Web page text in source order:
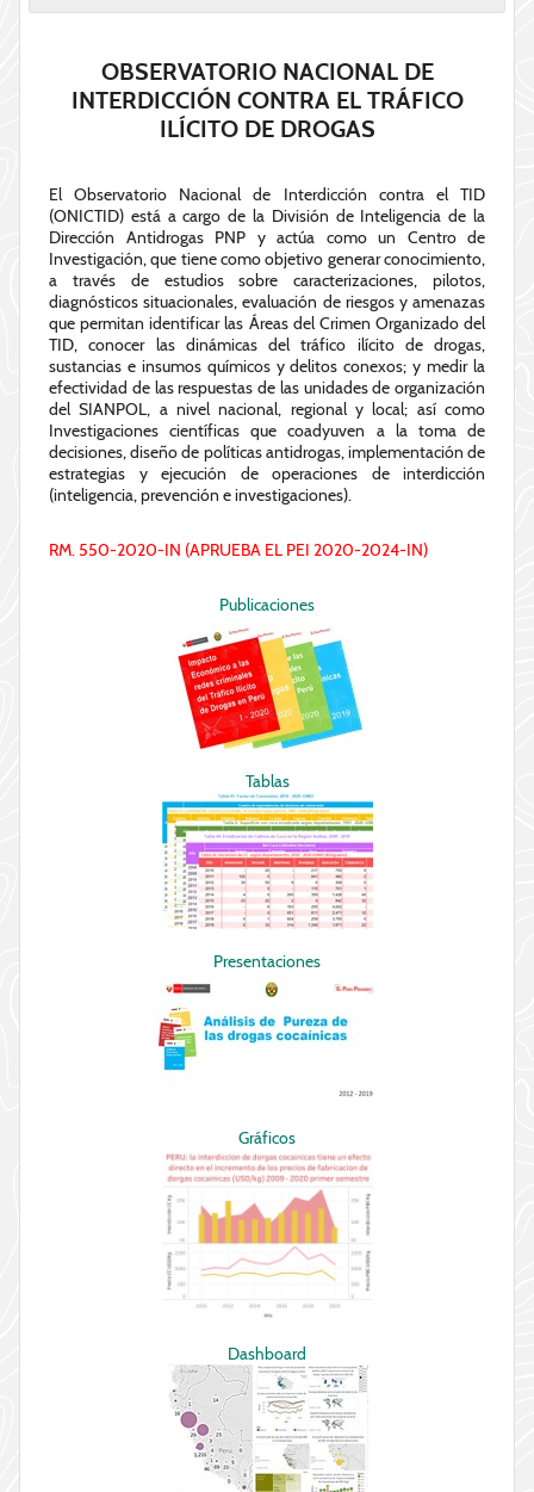
OBSERVATORIO NACIONAL DE
INTERDICCIÓN CONTRA EL TRÁFICO
ILÍCITO DE DROGAS
El Observatorio Nacional de Interdicción contra el TID
(ONICTID) está a cargo de la División de Inteligencia de la
Dirección Antidrogas PNP y actúa como un Centro de
Investigación, que tiene como objetivo generar conocimiento,
a través de estudios sobre caracterizaciones, pilotos,
diagnósticos situacionales, evaluación de riesgos y amenazas
que permitan identificar las Áreas del Crimen Organizado del
TID, conocer las dinámicas del tráfico ilícito de drogas,
sustancias e insumos químicos y delitos conexos; y medir la
efectividad de las respuestas de las unidades de organización
del SIANPOL, a nivel nacional, regional y local; así como
Investigaciones científicas que coadyuven a la toma de
decisiones, diseño de políticas antidrogas, implementación de
estrategias y ejecución de operaciones de interdicción
(inteligencia, prevención e investigaciones).
RM. 550-2020-IN (APRUEBA EL PEI 2020-2024-IN)
Publicaciones
Tablas
Presentaciones
Gráficos
Dashboard